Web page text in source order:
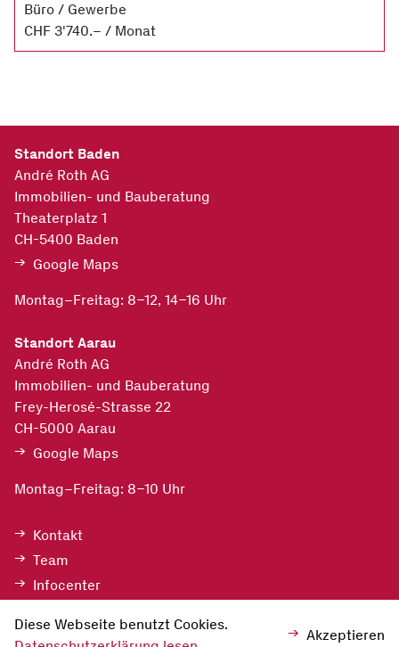
Büro / Gewerbe
CHF 3'740.– / Monat
Standort Baden
André Roth AG
Immobilien- und Bauberatung
Theaterplatz 1
CH-5400 Baden
Google Maps
Montag–Freitag: 8–12, 14–16 Uhr
Standort Aarau
André Roth AG
Immobilien- und Bauberatung
Frey-Herosé-Strasse 22
CH-5000 Aarau
Google Maps
Montag–Freitag: 8–10 Uhr
Kontakt
Team
Infocenter
Impressum
Datenschutz
Diese Webseite benutzt Cookies.
Akzeptieren